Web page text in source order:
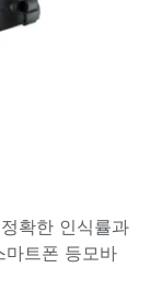
확한 인식률과
마트폰 등모바